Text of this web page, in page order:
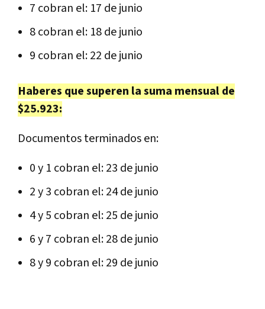
7 cobran el: 17 de junio
8 cobran el: 18 de junio
9 cobran el: 22 de junio
Haberes que superen la suma mensual de
$25.923:
Documentos terminados en:
0 y 1 cobran el: 23 de junio
2 y 3 cobran el: 24 de junio
4 y 5 cobran el: 25 de junio
6 y 7 cobran el: 28 de junio
8 y 9 cobran el: 29 de junio